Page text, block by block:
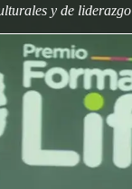
y de liderazgo